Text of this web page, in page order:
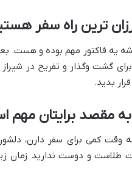
ترین راه سفر
یه فاکتور مهم بوده و هست.
گشت وگذار و تفریح در
بدید.
مقصد برایتان مهم
وقت کمی برای سفر دارن،
طلاست و دوست ندارید زمان